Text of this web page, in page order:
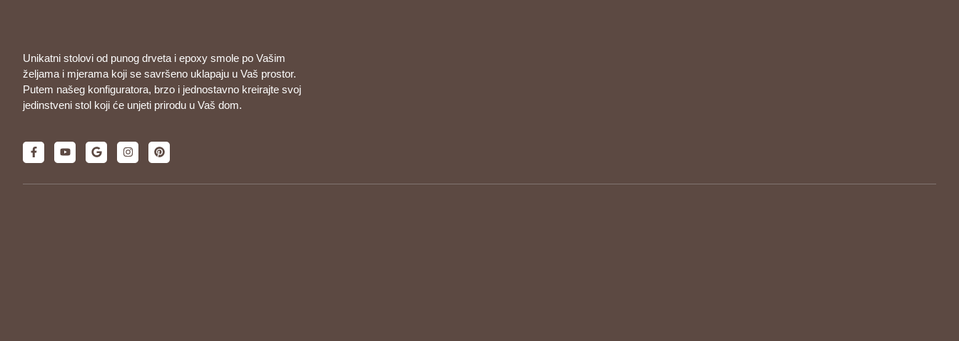
Unikatni stolovi od punog drveta i epoxy smole po Vašim
željama i mjerama koji se savršeno uklapaju u Vaš prostor.
Putem našeg konfiguratora, brzo i jednostavno kreirajte svoj
jedinstveni stol koji će unjeti prirodu u Vaš dom.